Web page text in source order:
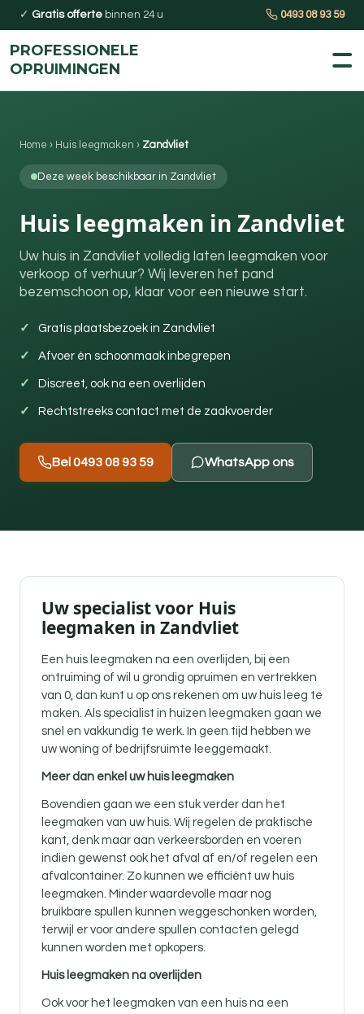
✓ Gratis offerte binnen 24 u 0493 08 93 59
PROFESSIONELE
OPRUIMINGEN
Home › Huis leegmaken › Zandvliet
Deze week beschikbaar in Zandvliet
Huis leegmaken in Zandvliet
Uw huis in Zandvliet volledig laten leegmaken voor
verkoop of verhuur? Wij leveren het pand
bezemschoon op, klaar voor een nieuwe start.
Gratis plaatsbezoek in Zandvliet
Afvoer én schoonmaak inbegrepen
Discreet, ook na een overlijden
Rechtstreeks contact met de zaakvoerder
Bel 0493 08 93 59 WhatsApp ons
Uw specialist voor Huis
leegmaken in Zandvliet
Een huis leegmaken na een overlijden, bij een
ontruiming of wil u grondig opruimen en vertrekken
van 0, dan kunt u op ons rekenen om uw huis leeg te
maken. Als specialist in huizen leegmaken gaan we
snel en vakkundig te werk. In geen tijd hebben we
uw woning of bedrijfsruimte leeggemaakt.
Meer dan enkel uw huis leegmaken
Bovendien gaan we een stuk verder dan het
leegmaken van uw huis. Wij regelen de praktische
kant, denk maar aan verkeersborden en voeren
indien gewenst ook het afval af en/of regelen een
afvalcontainer. Zo kunnen we efficiënt uw huis
leegmaken. Minder waardevolle maar nog
bruikbare spullen kunnen weggeschonken worden,
terwijl er voor andere spullen contacten gelegd
kunnen worden met opkopers.
Huis leegmaken na overlijden
Ook voor het leegmaken van een huis na een